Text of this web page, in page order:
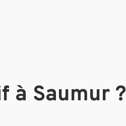
à Saumur ?